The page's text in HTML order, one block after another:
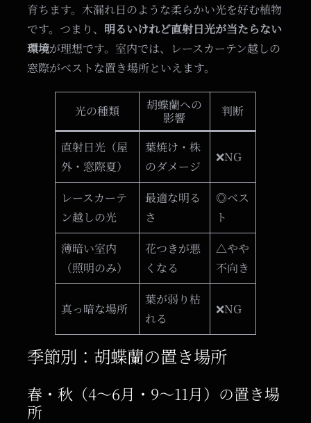
育ちます。木漏れ日のような柔らかい光を好む植物
です。つまり、 明るいけれど直射日光が当たらない
環境が理想です。室内では、レースカーテン越しの
窓際がベストな置き場所といえます。
光の種類
胡蝶蘭への
影響
判断
直射日光（屋
外・窓際夏）
葉焼け・株
のダメージ
❌NG
レースカーテ
ン越しの光
最適な明る
さ
◎ベス
ト
薄暗い室内
（照明のみ）
花つきが悪
くなる
△やや
不向き
真っ暗な場所
葉が弱り枯
れる
❌NG
季節別：胡蝶蘭の置き場所
春・秋（4〜6月・9〜11月）の置き場
所